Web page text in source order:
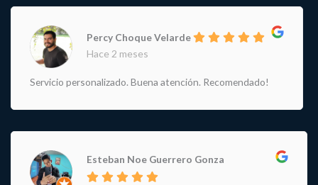
Percy Choque Velarde
Hace 2 meses
Servicio personalizado. Buena atención. Recomendado!
Esteban Noe Guerrero Gonza